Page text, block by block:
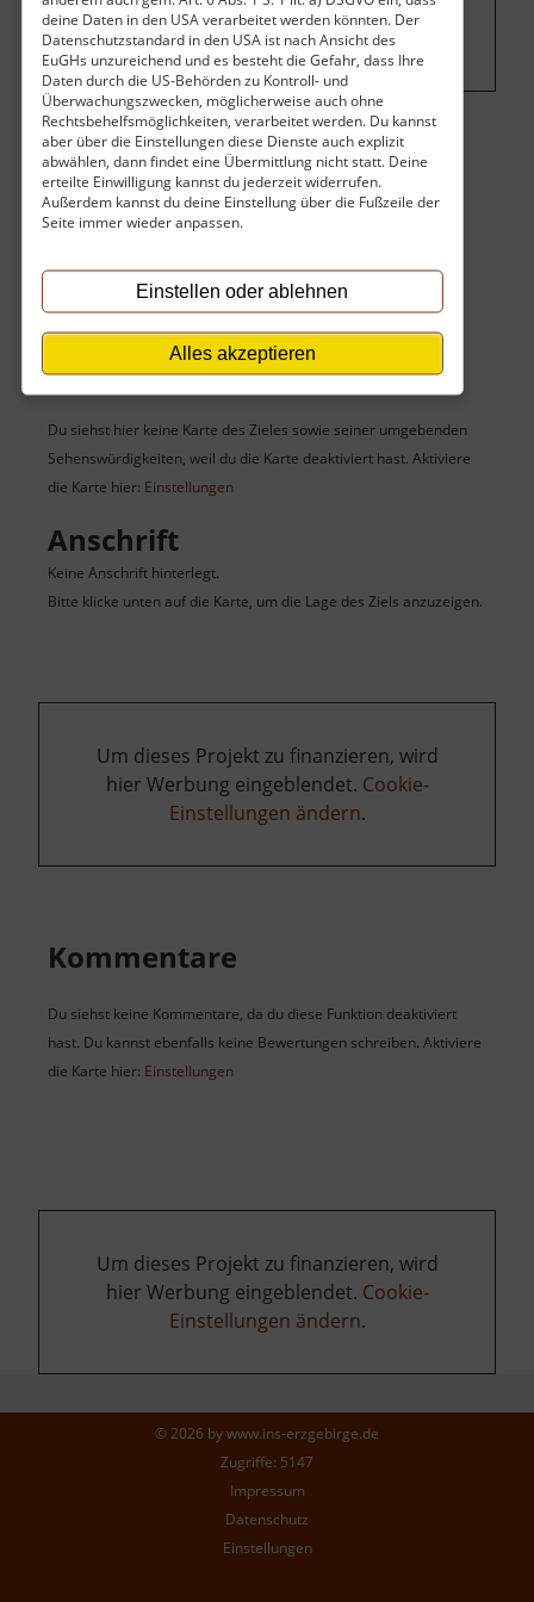
deine Daten in den USA verarbeitet werden könnten. Der
Datenschutzstandard in den USA ist nach Ansicht des
EuGHs unzureichend und es besteht die Gefahr, dass Ihre
Daten durch die US-Behörden zu Kontroll- und
Überwachungszwecken, möglicherweise auch ohne
Rechtsbehelfsmöglichkeiten, verarbeitet werden. Du kannst
aber über die Einstellungen diese Dienste auch explizit
abwählen, dann findet eine Übermittlung nicht statt. Deine
erteilte Einwilligung kannst du jederzeit widerrufen.
Außerdem kannst du deine Einstellung über die Fußzeile der
Seite immer wieder anpassen.
Einstellen oder ablehnen
Alles akzeptieren
hier Werbung eingeblendet.Cookie-
Einstellungen ändern.
Eintritt
Der Eintritt ist kostenlos.
Karte
Du siehst hier keine Karte des Zieles sowie seiner umgebenden
Sehenswürdigkeiten, weil du die Karte deaktiviert hast. Aktiviere
die Karte hier: Einstellungen
Anschrift
Keine Anschrift hinterlegt.
Bitte klicke unten auf die Karte, um die Lage des Ziels anzuzeigen.
Um dieses Projekt zu finanzieren, wird
hier Werbung eingeblendet. Cookie-
Einstellungen ändern.
Kommentare
Du siehst keine Kommentare, da du diese Funktion deaktiviert
hast. Du kannst ebenfalls keine Bewertungen schreiben. Aktiviere
die Karte hier: Einstellungen
Um dieses Projekt zu finanzieren, wird
hier Werbung eingeblendet. Cookie-
Einstellungen ändern.
© 2026 bywww.ins-erzgebirge.de
Zugriffe: 5147
Impressum
Datenschutz
Einstellungen